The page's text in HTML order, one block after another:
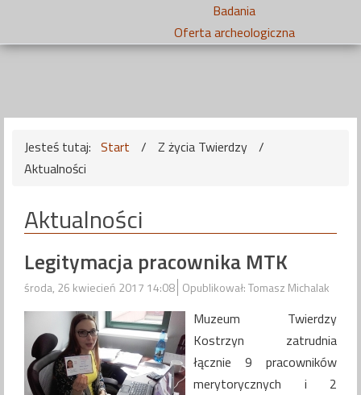
Badania
Oferta archeologiczna
Jesteś tutaj: Start / Z życia Twierdzy /
Aktualności
Aktualności
Legitymacja pracownika MTK
środa, 26 kwiecień 2017 14:08 Opublikował: Tomasz Michalak
Muzeum Twierdzy
Kostrzyn zatrudnia
łącznie 9 pracowników
merytorycznych i 2